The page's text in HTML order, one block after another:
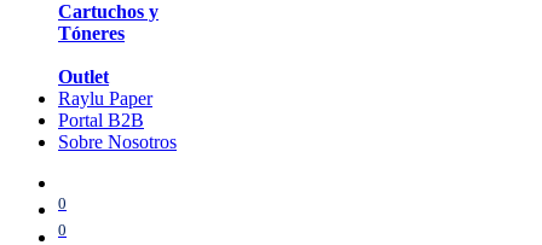
Cartuchos y
Tóneres
Outlet
Raylu Paper
Portal B2B
Sobre Nosotros
0
0